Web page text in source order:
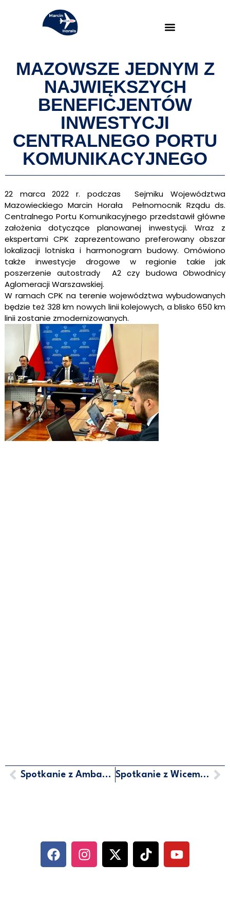
MAZOWSZE JEDNYM Z
NAJWIĘKSZYCH
BENEFICJENTÓW
INWESTYCJI
CENTRALNEGO PORTU
KOMUNIKACYJNEGO
22 marca 2022 r. podczas Sejmiku Województwa
Mazowieckiego Marcin HorałaPełnomocnik Rządu ds.
Centralnego Portu Komunikacyjnego przedstawił główne
założenia dotyczące planowanej inwestycji. Wraz z
ekspertami CPK zaprezentowano preferowany obszar
lokalizacji lotniska i harmonogram budowy. Omówiono
także inwestycje drogowe w regionie takie jak
poszerzenie autostrady A2 czy budowa Obwodnicy
Aglomeracji Warszawskiej.
W ramach CPK na terenie województwa wybudowanych
będzie też 328 km nowych linii kolejowych, a blisko 650 km
linii zostanie zmodernizowanych.
Spotkanie z Ambasadorem Republiki Korei Spotkanie z Wiceministrem Transportu Republiki Czeskiej Janem Sechterem